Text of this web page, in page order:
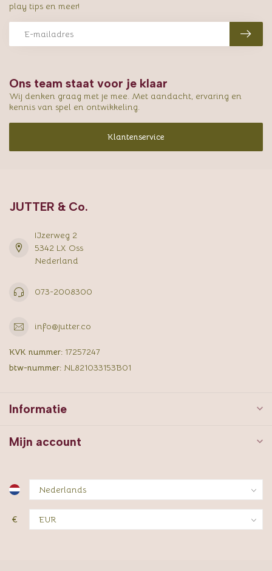
Ons team staat voor je klaar
Wij denken graag met je mee. Met aandacht, ervaring en
kennis van spel en ontwikkeling.
Klantenservice
play tips en meer!
JUTTER & Co.
IJzerweg 2
5342 LX Oss
Nederland
073-2008300
info@jutter.co
KVK nummer: 17257247
btw-nummer: NL821033153B01
Informatie
Mijn account
€